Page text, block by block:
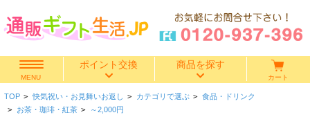
MENU
ポイント交換 商品を探す
快気祝い
カート
TOP > 快気祝い・お見舞いお返し > カテゴリで選ぶ > 食品・ドリンク
> お茶・珈琲・紅茶 > ～2,000円